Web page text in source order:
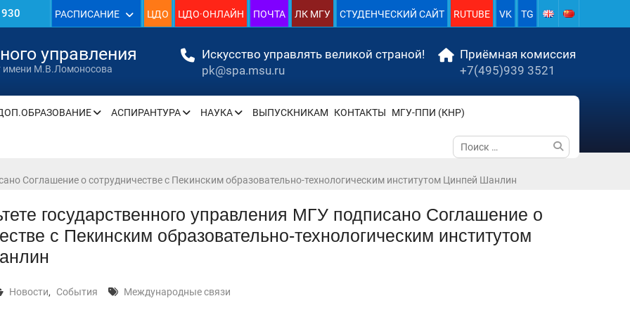
—
—
—
—
РАСПИСАНИЕ ЦДО ЦДО·ОНЛАЙН ПОЧТА ЛК МГУ СТУДЕНЧЕСКИЙ САЙТ RUTUBE VK TG
управления
имени М.В.Ломоносова
Искусство управлять великой страной!
pk@spa.msu.ru
Приёмная комиссия
+7(495)939 3521
АСПИРАНТУРА НАУКА ВЫПУСКНИКАМ КОНТАКТЫ МГУ-ППИ (КНР)
Поиск
по:
Соглашение о сотрудничестве с Пекинским образовательно-технологическим институтом Цинпей Шанлин
государственного управления МГУ подписано Соглашение о
с Пекинским образовательно-технологическим институтом
Новости, События Международные связи